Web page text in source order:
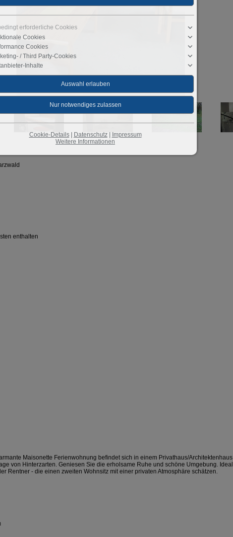
Wohnen
enthalten
Maisonette Ferienwohnung befindet sich in einem Privathaus/Architektenhaus
von Hinterzarten. Geniesen Sie die erholsame Ruhe und schöne Umgebung. Ideal
Rentner - die einen zweiten Wohnsitz mit einer privaten Atmosphäre schätzen.
erforderliche Cookies
Cookies
Cookies
/ Third Party-Cookies
Inhalte
Cookie-Details| Datenschutz| Impressum
Weitere Informationen